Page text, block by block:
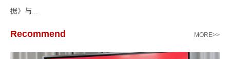
据》与...
Recommend MORE>>